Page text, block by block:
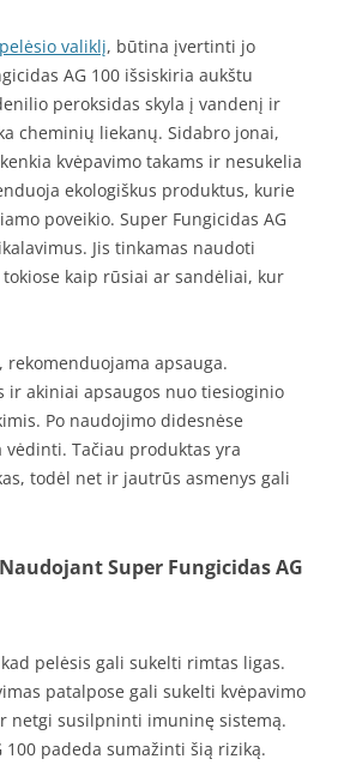
valiklį, būtina įvertinti jo
AG 100 išsiskiria aukštu
peroksidas skyla į vandenį ir
cheminių liekanų. Sidabro jonai,
kvėpavimo takams ir nesukelia
ekologiškus produktus, kurie
poveikio. Super Fungicidas AG
Jis tinkamas naudoti
kaip rūsiai ar sandėliai, kur
apsauga.
ir akiniai apsaugos nuo tiesioginio
Po naudojimo didesnėse
Tačiau produktas yra
todėl net ir jautrūs asmenys gali
Super Fungicidas AG
pelėsis gali sukelti rimtas ligas.
patalpose gali sukelti kvėpavimo
netgi susilpninti imuninę sistemą.
100 padeda sumažinti šią riziką.